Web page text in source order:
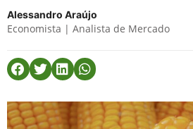
Alessandro Araújo
Economista | Analista de Mercado